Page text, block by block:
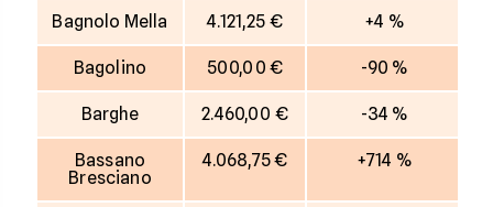
Bagnolo Mella 4.121,25 € +4 %
Bagolino 500,00 € -90 %
Barghe 2.460,00 € -34 %
Bassano
Bresciano
4.068,75 € +714 %